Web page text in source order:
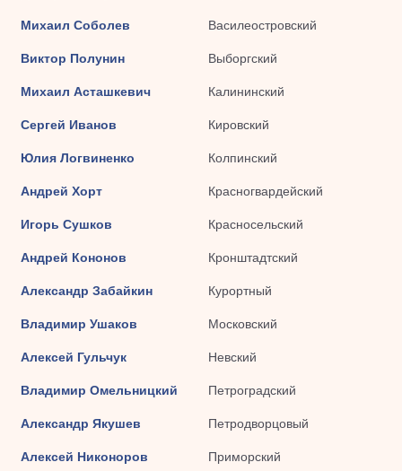
Михаил Соболев Василеостровский
Виктор Полунин Выборгский
Михаил Асташкевич Калининский
Сергей Иванов Кировский
Юлия Логвиненко Колпинский
Андрей Хорт Красногвардейский
Игорь Сушков Красносельский
Андрей Кононов Кронштадтский
Александр Забайкин Курортный
Владимир Ушаков Московский
Алексей Гульчук Невский
Владимир Омельницкий Петроградский
Александр Якушев Петродворцовый
Алексей Никоноров Приморский